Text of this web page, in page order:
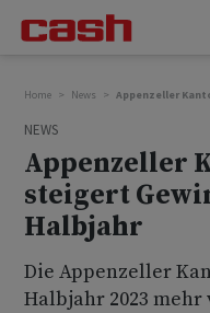
Home News Appenzeller
NEWS
Appenzeller
steigert
Halbjahr
Die Appenzeller
Halbjahr 2023